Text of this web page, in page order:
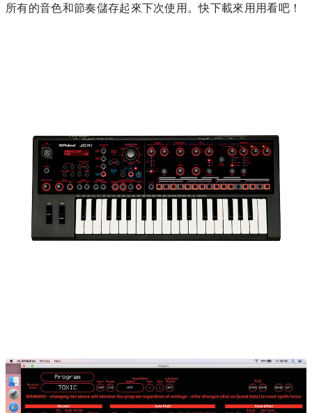
所有的音色和節奏儲存起來下次使用。快下載來用用看吧！